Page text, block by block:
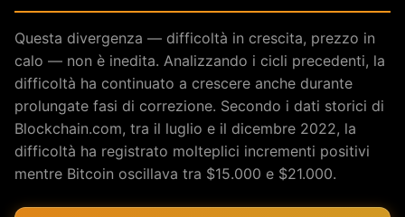
Questa divergenza — difficoltà in crescita, prezzo in
calo — non è inedita. Analizzando i cicli precedenti, la
difficoltà ha continuato a crescere anche durante
prolungate fasi di correzione. Secondo i dati storici di
Blockchain.com, tra il luglio e il dicembre 2022, la
difficoltà ha registrato molteplici incrementi positivi
mentre Bitcoin oscillava tra $15.000 e $21.000.